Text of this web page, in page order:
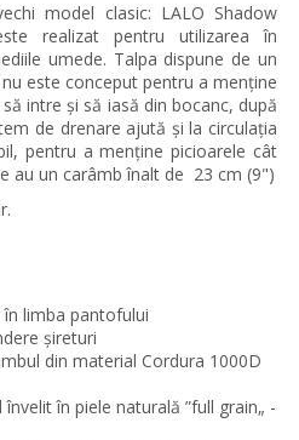
model clasic: LALO Shadow
realizat pentru utilizarea în
umede. Talpa dispune de un
este conceput pentru a menține
intre și să iasă din bocanc, după
de drenare ajută și la circulația
pentru a menține picioarele cât
au un carâmb înalt de 23 cm (9")
limba pantofului
șireturi
din material Cordura 1000D
în piele naturală ”full grain„ -